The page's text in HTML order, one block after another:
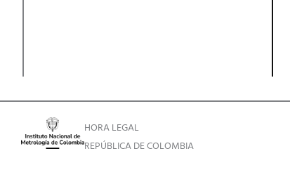
HORA LEGAL
REPÚBLICA DE COLOMBIA